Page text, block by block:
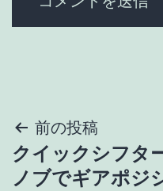
投
稿
前の投稿
クイックシフタ
ノブでギアポジ